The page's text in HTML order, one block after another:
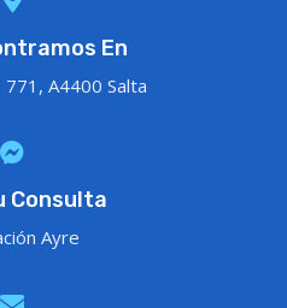
En
771, A4400 Salta
Consulta
Ayre